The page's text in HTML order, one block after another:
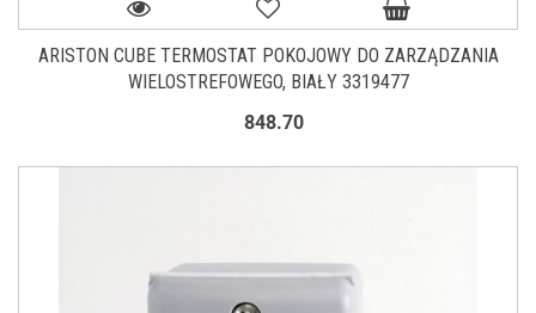
ARISTON CUBE TERMOSTAT POKOJOWY DO ZARZĄDZANIA
WIELOSTREFOWEGO, BIAŁY 3319477
848.70